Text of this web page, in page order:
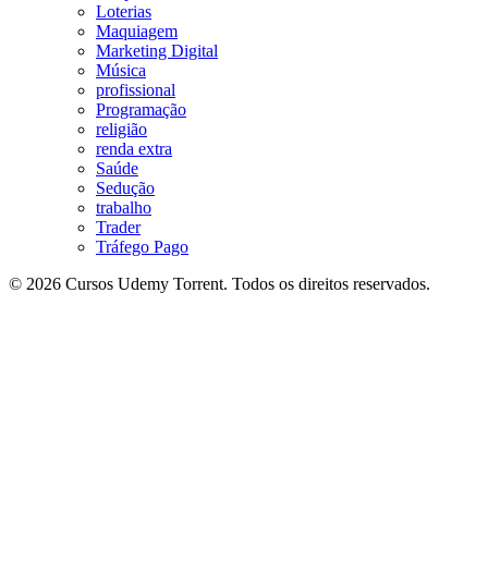
Loterias
Maquiagem
Marketing Digital
Música
profissional
Programação
religião
renda extra
Saúde
Sedução
trabalho
Trader
Tráfego Pago
© 2026 Cursos Udemy Torrent. Todos os direitos reservados.